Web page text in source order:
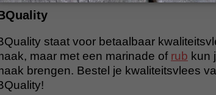
staat voor betaalbaar
maar met een marinade of rub kun
brengen. Bestel je kwaliteitsvlees